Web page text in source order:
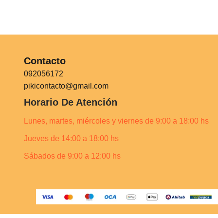
Contacto
092056172
pikicontacto@gmail.com
Horario De Atención
Lunes, martes, miércoles y viernes de 9:00 a 18:00 hs
Jueves de 14:00 a 18:00 hs
Sábados de 9:00 a 12:00 hs